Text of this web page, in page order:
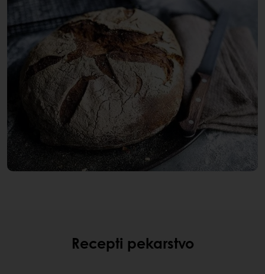
Recepti pekarstvo